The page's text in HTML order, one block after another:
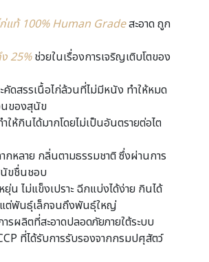
แท้ 100% Human Gradeสะอาด ถูก
25%ช่วยในเรื่องการเจริญเติบโตของ
คัดสรรเนื้อไก่ล้วนที่ไม่มีหนัง ทำให้หมด
นของสุนัข
ให้กินได้มากโดยไม่เป็นอันตรายต่อไต
หลาย กลิ่นตามธรรมชาติ ซึ่งผ่านการ
นัขชื่นชอบ
น ไม่แข็งเปราะ ฉีกแบ่งได้ง่าย กินได้
ต่พันธุ์เล็กจนถึงพันธุ์ใหญ่
รผลิตที่สะอาดปลอดภัยภายใต้ระบบ
ที่ได้รับการรับรองจากกรมปศุสัตว์